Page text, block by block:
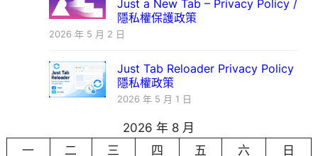
Just a New Tab – Privacy Policy /
隱私權保護政策
2026 年 5 月 2 日
Just Tab Reloader Privacy Policy
隱私權政策
2026 年 5 月 1 日
2026 年 8 月
一
二 三 四 五 六 日